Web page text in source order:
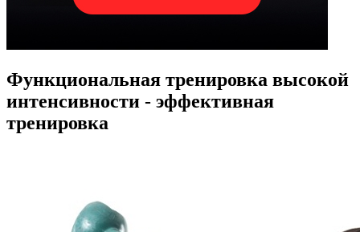
Функциональная тренировка высокой
интенсивности - эффективная
тренировка